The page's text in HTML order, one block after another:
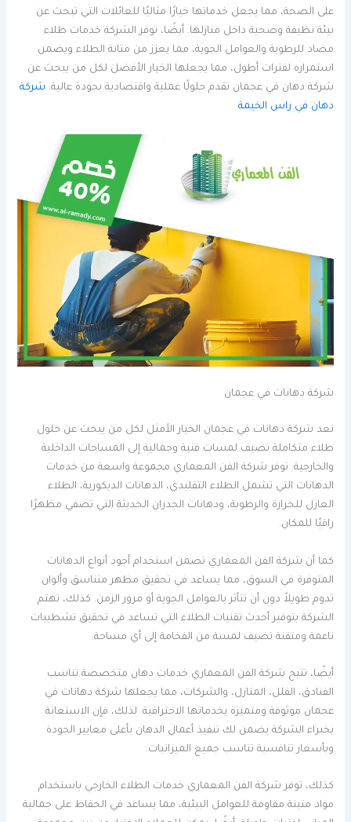
على الصحة، مما يجعل خدماتها خيارًا مثاليًا للعائلات التي تبحث عن
بيئة نظيفة وصحية داخل منازلها. أيضًا، توفر الشركة خدمات طلاء
مضاد للرطوبة والعوامل الجوية، مما يعزز من متانة الطلاء ويضمن
استمراره لفترات أطول، مما يجعلها الخيار الأفضل لكل من يبحث عن
شركة دهان في عجمان تقدم حلولًا عملية واقتصادية بجودة عالية. شركة
دهان في راس الخيمة
شركة دهانات في عجمان
تعد شركة دهانات في عجمان الخيار الأمثل لكل من يبحث عن حلول
طلاء متكاملة تضيف لمسات فنية وجمالية إلى المساحات الداخلية
والخارجية. توفر شركة الفن المعماري مجموعة واسعة من خدمات
الدهانات التي تشمل الطلاء التقليدي، الدهانات الديكورية، الطلاء
العازل للحرارة والرطوبة، ودهانات الجدران الحديثة التي تضفي مظهرًا
راقيًا للمكان.
كما أن شركة الفن المعماري تضمن استخدام أجود أنواع الدهانات
المتوفرة في السوق، مما يساعد في تحقيق مظهر متناسق وألوان
تدوم طويلاً دون أن تتأثر بالعوامل الجوية أو مرور الزمن. كذلك، تهتم
الشركة بتوفير أحدث تقنيات الطلاء التي تساعد في تحقيق تشطيبات
ناعمة ومتقنة تضيف لمسة من الفخامة إلى أي مساحة.
أيضًا، تتيح شركة الفن المعماري خدمات دهان متخصصة تناسب
الفنادق، الفلل، المنازل، والشركات، مما يجعلها شركة دهانات في
عجمان موثوقة ومتميزة بخدماتها الاحترافية. لذلك، فإن الاستعانة
بخبراء الشركة يضمن لك تنفيذ أعمال الدهان بأعلى معايير الجودة
وبأسعار تنافسية تناسب جميع الميزانيات.
كذلك، توفر شركة الفن المعماري خدمات الطلاء الخارجي باستخدام
مواد متينة مقاومة للعوامل البيئية، مما يساعد في الحفاظ على جمالية